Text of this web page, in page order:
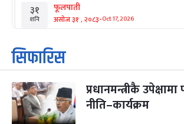
३१
शनि
फूलपाती
असोज ३१ , २०८३-Oct 17, 2026
१
आइत
कार्तिक सङ्क्रान्ति
कार्तिक १, २०८३
३
मंगल
महानवमी
कार्तिक ३, २०८३-Oct 20, 2026
सिफारिस
प्रधानमन्त्रीकै
नीति–कार्यक्रम